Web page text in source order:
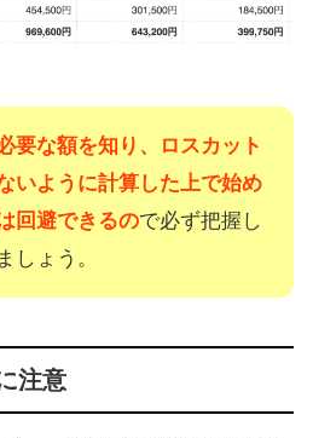
要な額を知り、ロスカット
いように計算した上で始め
回避できるので必ず把握し
しょう。
注意